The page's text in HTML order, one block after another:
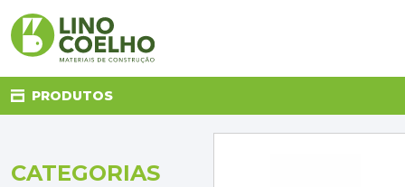
PRODUTOS
CANALIZAÇÃO
CATEGORIAS